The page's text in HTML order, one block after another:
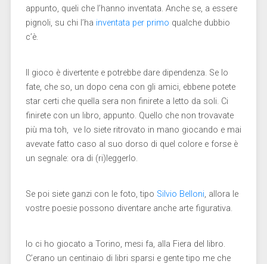
appunto, queli che l’hanno inventata. Anche se, a essere
pignoli, su chi l’ha inventata per primo qualche dubbio
c’è.
Il gioco è divertente e potrebbe dare dipendenza. Se lo
fate, che so, un dopo cena con gli amici, ebbene potete
star certi che quella sera non finirete a letto da soli. Ci
finirete con un libro, appunto. Quello che non trovavate
più ma toh, ve lo siete ritrovato in mano giocando e mai
avevate fatto caso al suo dorso di quel colore e forse è
un segnale: ora di (ri)leggerlo.
Se poi siete ganzi con le foto, tipo Silvio Belloni, allora le
vostre poesie possono diventare anche arte figurativa.
Io ci ho giocato a Torino, mesi fa, alla Fiera del libro.
C’erano un centinaio di libri sparsi e gente tipo me che